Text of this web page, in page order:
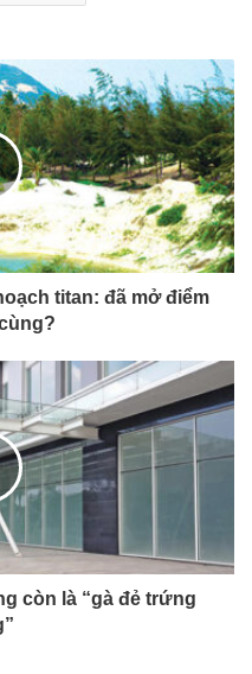
titan: đã mở điểm
còn là “gà đẻ trứng